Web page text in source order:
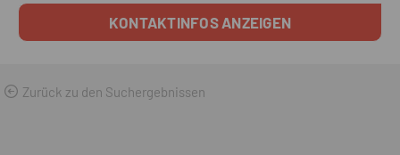
KONTAKTINFOS ANZEIGEN
Zurück zu den Suchergebnissen